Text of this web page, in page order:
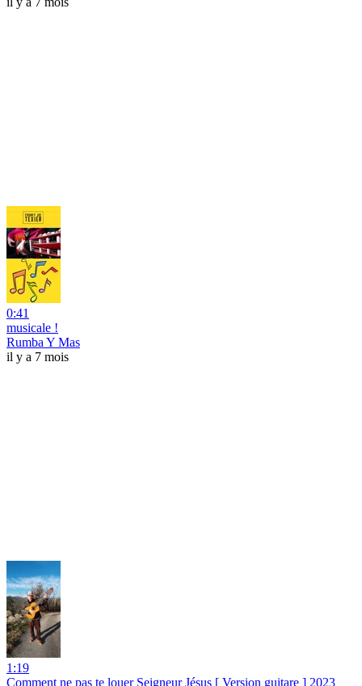
0:41
musicale !
Rumba Y Mas
il y a 7 mois
1:19
Comment ne pas te louer Seigneur Jésus [ Version guitare ] 2023